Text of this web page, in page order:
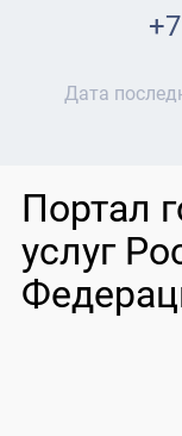
Дата
Портал
услуг